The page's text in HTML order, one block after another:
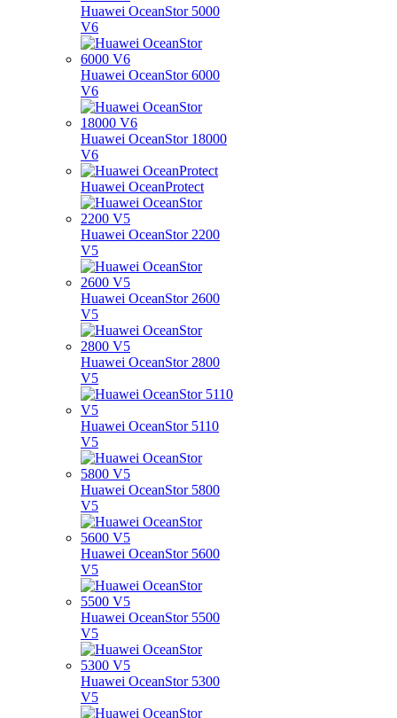
Huawei OceanStor 5000
V6
Huawei OceanStor 6000
V6
Huawei OceanStor 18000
V6
Huawei OceanProtect
Huawei OceanStor 2200
V5
Huawei OceanStor 2600
V5
Huawei OceanStor 2800
V5
Huawei OceanStor 5110
V5
Huawei OceanStor 5800
V5
Huawei OceanStor 5600
V5
Huawei OceanStor 5500
V5
Huawei OceanStor 5300
V5